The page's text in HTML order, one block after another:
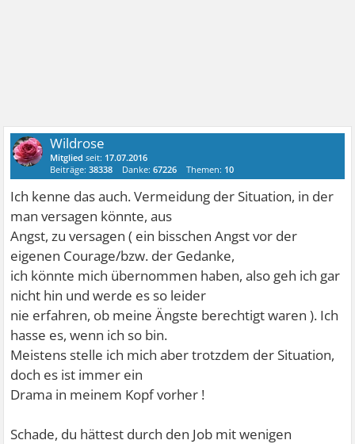
Wildrose
Mitglied seit: 17.07.2016
Beiträge:38338 Danke:67226 Themen: 10
Ich kenne das auch. Vermeidung der Situation, in der
man versagen könnte, aus
Angst, zu versagen ( ein bisschen Angst vor der
eigenen Courage/bzw. der Gedanke,
ich könnte mich übernommen haben, also geh ich gar
nicht hin und werde es so leider
nie erfahren, ob meine Ängste berechtigt waren ). Ich
hasse es, wenn ich so bin.
Meistens stelle ich mich aber trotzdem der Situation,
doch es ist immer ein
Drama in meinem Kopf vorher !
Schade, du hättest durch den Job mit wenigen